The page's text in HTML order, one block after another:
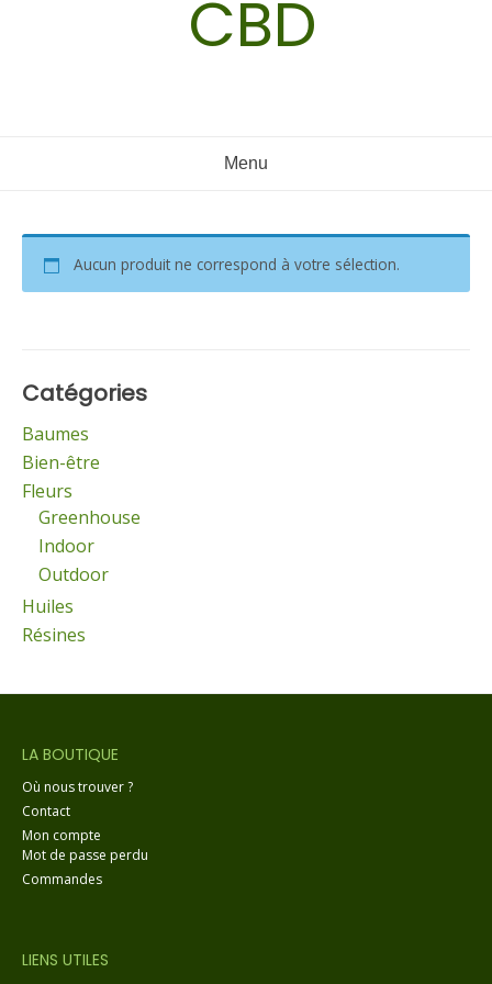
CBD
Menu
Aucun produit ne correspond à votre sélection.
Catégories
Baumes
Bien-être
Fleurs
Greenhouse
Indoor
Outdoor
Huiles
Résines
LA BOUTIQUE
Où nous trouver ?
Contact
Mon compte
Mot de passe perdu
Commandes
LIENS UTILES